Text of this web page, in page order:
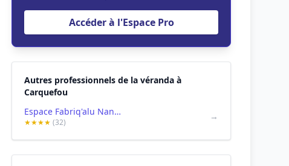
Accéder à l'Espace Pro
Autres professionnels de la véranda à
Carquefou
Espace Fabriq'alu Nantes
★★★★(32)
→